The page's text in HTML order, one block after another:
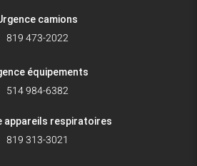
camions
819 473-2022
équipements
514 984-6382
appareils respiratoires
819 313-3021